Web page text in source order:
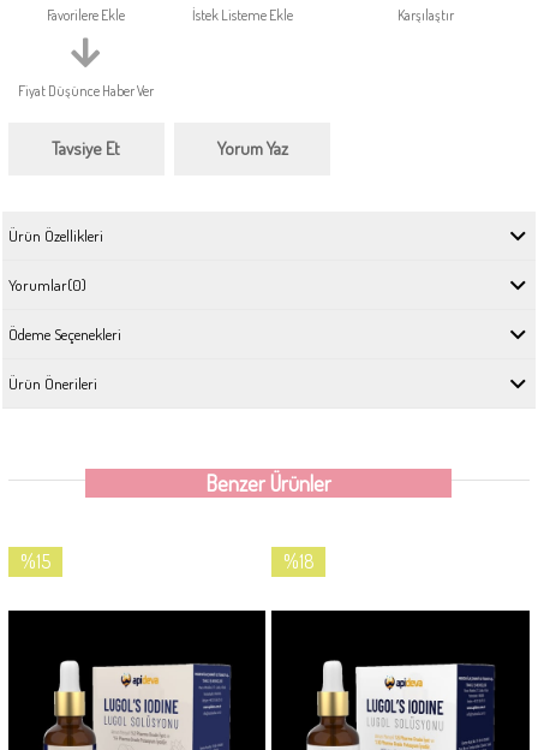
Favorilere Ekle İstek Listeme Ekle Karşılaştır
Fiyat Düşünce Haber Ver
Tavsiye Et Yorum Yaz
Ürün Özellikleri
Yorumlar(0)
Ödeme Seçenekleri
Ürün Önerileri
Benzer Ürünler
%15
%18